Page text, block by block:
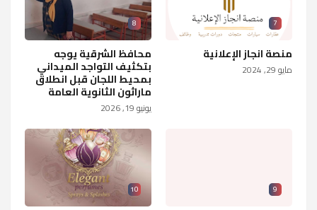
7
منصة انجاز الإعلانية
مايو 29, 2024
8
محافظ الشرقية يوجه
بتكثيف التواجد الميداني
بمحيط اللجان قبل انطلاق
ماراثون الثانوية العامة
يونيو 19, 2026
9
10